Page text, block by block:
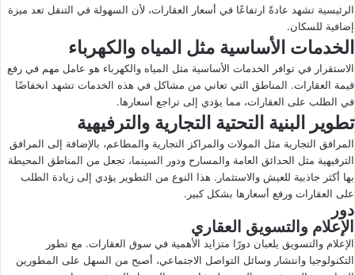
الرئيسية تشهد عادةً ارتفاعًا في أسعار العقارات، لأن السهولة في التنقل تعد ميزة
إضافية للسكان.
الخدمات الأساسية مثل المياه والكهرباء
الاستقرار في توافر الخدمات الأساسية مثل المياه والكهرباء هو عامل مهم في رفع
قيمة العقارات. المناطق التي تعاني من مشاكل في هذه الخدمات تشهد انخفاضًا
في الطلب على العقارات، مما يؤدي إلى تراجع أسعارها.
تطوير البنية التحتية التجارية والترفيهية
المرافق التجارية مثل المولات والمراكز التجارية والمطاعم، بالإضافة إلى المرافق
الترفيهية مثل الحدائق العامة والمسارح ودور السينما، تجعل من المناطق المحيطة
بها أكثر جاذبية للعيش والاستثمار. هذا النوع من التطوير يؤدي إلى زيادة الطلب
على العقارات ورفع أسعارها بشكل كبير.
دور
الإعلام والتسويق العقاري
الإعلام والتسويق يلعبان دورًا متزايد الأهمية في سوق العقارات. مع تطور
التكنولوجيا وانتشار وسائل التواصل الاجتماعي، أصبح من السهل على المطورين